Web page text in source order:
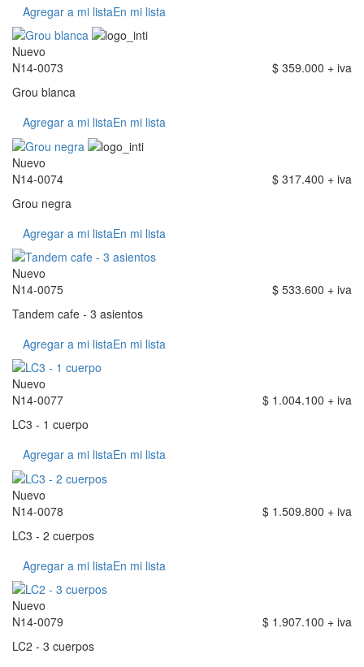
Agregar a mi listaEn mi lista
Nuevo
N14-0073
$ 359.000 + iva
Grou blanca
Agregar a mi listaEn mi lista
Nuevo
N14-0074
$ 317.400 + iva
Grou negra
Agregar a mi listaEn mi lista
Nuevo
N14-0075
$ 533.600 + iva
Tandem cafe - 3 asientos
Agregar a mi listaEn mi lista
Nuevo
N14-0077
$ 1.004.100 + iva
LC3 - 1 cuerpo
Agregar a mi listaEn mi lista
Nuevo
N14-0078
$ 1.509.800 + iva
LC3 - 2 cuerpos
Agregar a mi listaEn mi lista
Nuevo
N14-0079
$ 1.907.100 + iva
LC2 - 3 cuerpos